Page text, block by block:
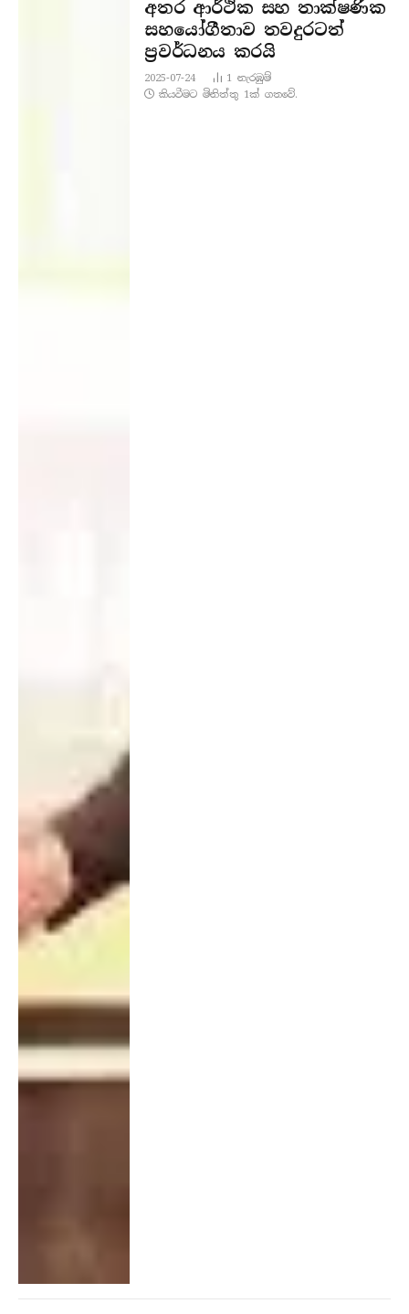
අතර ආර්ථික සහ තාක්ෂණික
සහයෝගීතාව තවදුරටත්
ප්‍රවර්ධනය කරයි
2025-07-24 1නැරඹු​ම්
කියවීමට මිනිත්තු 1ක් ගතවේ.